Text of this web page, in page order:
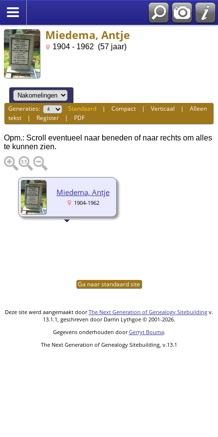
Miedema, Antje
1904 - 1962 (57 jaar)
Generaties: Standaard |Compact |Verticaal |Alleen
tekst | Register | PDF
Opm.: Scroll eventueel naar beneden of naar rechts om alles
te kunnen zien.
Miedema, Antje
1904-1962
Ga naar standaard site
Deze site werd aangemaakt doorThe Next Generation of Genealogy Sitebuilding v.
13.1.1, geschreven door Darrin Lythgoe © 2001-2026.
Gegevens onderhouden doorGerryt Bouma.
The Next Generation of Genealogy Sitebuilding, v.13.1